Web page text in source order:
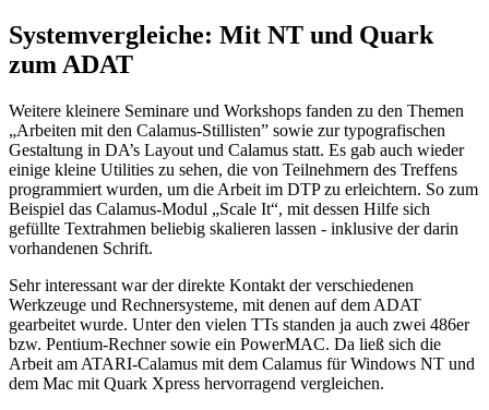
Systemvergleiche: Mit NT und Quark
zum ADAT
Weitere kleinere Seminare und Workshops fanden zu den Themen
„Arbeiten mit den Calamus-Stillisten” sowie zur typografischen
Gestaltung in DA’s Layout und Calamus statt. Es gab auch wieder
einige kleine Utilities zu sehen, die von Teilnehmern des Treffens
programmiert wurden, um die Arbeit im DTP zu erleichtern. So zum
Beispiel das Calamus-Modul „Scale It“, mit dessen Hilfe sich
gefüllte Textrahmen beliebig skalieren lassen - inklusive der darin
vorhandenen Schrift.
Sehr interessant war der direkte Kontakt der verschiedenen
Werkzeuge und Rechnersysteme, mit denen auf dem ADAT
gearbeitet wurde. Unter den vielen TTs standen ja auch zwei 486er
bzw. Pentium-Rechner sowie ein PowerMAC. Da ließ sich die
Arbeit am ATARI-Calamus mit dem Calamus für Windows NT und
dem Mac mit Quark Xpress hervorragend vergleichen.